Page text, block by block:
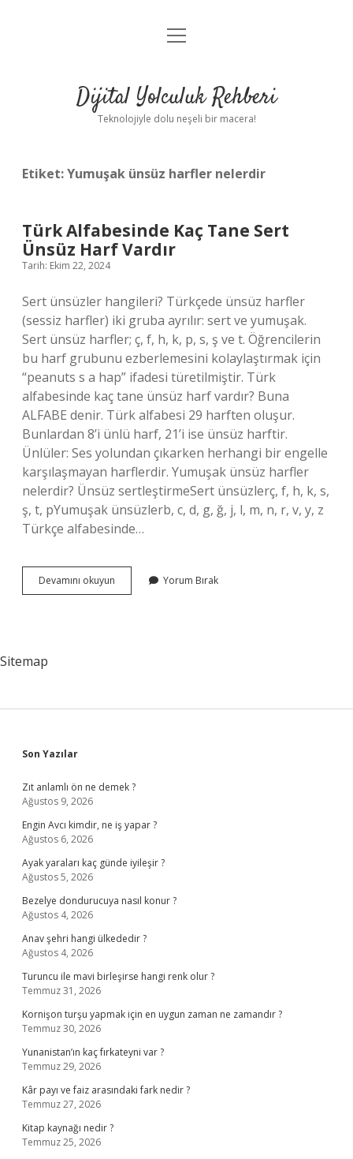
Anasayfa
Yasal Uyarı
menüyü
Dijital Yolculuk Rehberi
Teknolojiyle dolu neşeli bir macera!
Etiket:Yumuşak ünsüz harfler nelerdir
Türk Alfabesinde Kaç Tane Sert
Ünsüz Harf Vardır
Tarih: Ekim 22, 2024
Sert ünsüzler hangileri? Türkçede ünsüz harfler
(sessiz harfler) iki gruba ayrılır: sert ve yumuşak.
Sert ünsüz harfler; ç, f, h, k, p, s, ş ve t. Öğrencilerin
bu harf grubunu ezberlemesini kolaylaştırmak için
“peanuts s a hap” ifadesi türetilmiştir. Türk
alfabesinde kaç tane ünsüz harf vardır? Buna
ALFABE denir. Türk alfabesi 29 harften oluşur.
Bunlardan 8’i ünlü harf, 21’i ise ünsüz harftir.
Ünlüler: Ses yolundan çıkarken herhangi bir engelle
karşılaşmayan harflerdir. Yumuşak ünsüz harfler
nelerdir? Ünsüz sertleştirmeSert ünsüzlerç, f, h, k, s,
ş, t, pYumuşak ünsüzlerb, c, d, g, ğ, j, l, m, n, r, v, y, z
Türkçe alfabesinde…
Devamını okuyun
Alfabesinde
Yorum Bırak
Sitemap
Sidebar
Son Yazılar
Zıt anlamlı ön ne demek ?
Ağustos 9, 2026
Engin Avcı kimdir, ne iş yapar ?
Ağustos 6, 2026
Ayak yaraları kaç günde iyileşir ?
Ağustos 5, 2026
Bezelye dondurucuya nasıl konur ?
Ağustos 4, 2026
Anav şehri hangi ülkededir ?
Ağustos 4, 2026
Turuncu ile mavi birleşirse hangi renk olur ?
Temmuz 31, 2026
Kornişon turşu yapmak için en uygun zaman ne zamandır ?
Temmuz 30, 2026
Yunanistan’ın kaç fırkateyni var ?
Temmuz 29, 2026
Kâr payı ve faiz arasındaki fark nedir ?
Temmuz 27, 2026
Kitap kaynağı nedir ?
Temmuz 25, 2026